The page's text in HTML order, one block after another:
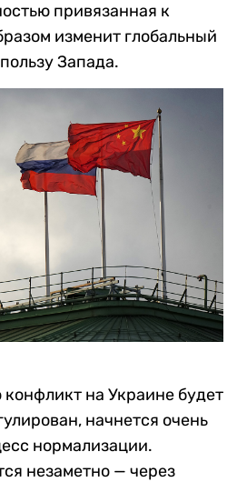
привязанная к
изменит глобальный
Запада.
конфликт на Украине будет
начнется очень
нормализации.
незаметно — через